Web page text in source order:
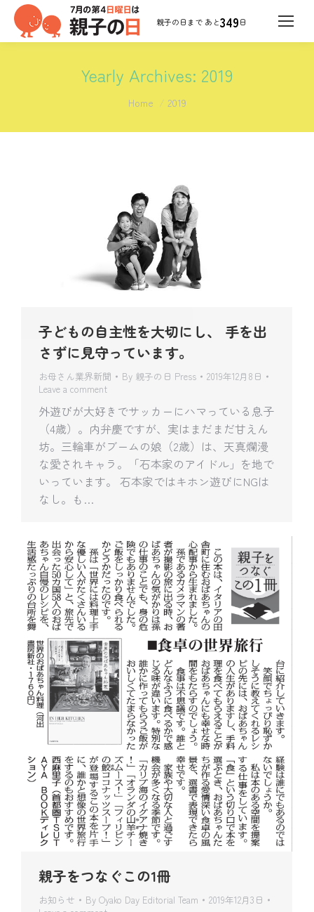
349日
Yearly Archives: 2019
You are here:
Home 2019
子どもの自主性を大切にし、 手を出
さずに見守っています。
お母さん業界新聞 By 親子の日 Press
2019年12月8日
Leave a comment
外遊びが大好きでサッカーにハマっている息子
（4歳）。内弁慶ですが、実はまだまだ甘えん
坊。三輪車がブームの娘（2歳）は、天真爛漫
な愛されキャラ。「石本家のアイドル」を地で
いっています。 石本家ではキホン遊びにNGは
なし。も…
親子をつなぐこの1冊
お知らせ By Oyako Day Editorial Team
2019年12月3日